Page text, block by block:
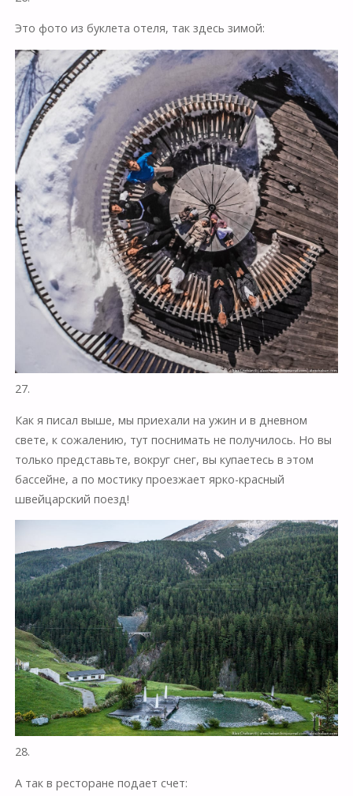
Это фото из буклета отеля, так здесь зимой:
27.
Как я писал выше, мы приехали на ужин и в дневном
свете, к сожалению, тут поснимать не получилось. Но вы
только представьте, вокруг снег, вы купаетесь в этом
бассейне, а по мостику проезжает ярко-красный
швейцарский поезд!
28.
А так в ресторане подает счет: